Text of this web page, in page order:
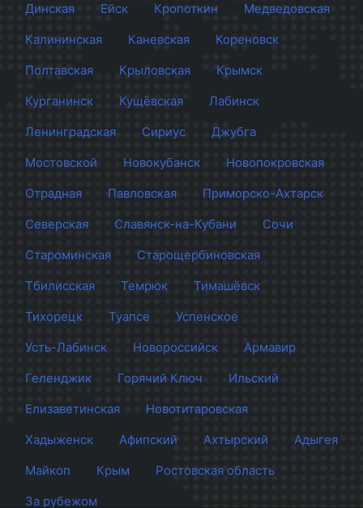
Динская
Ейск Кропоткин
Медведовская
Калининская
Каневская
Кореновск
Полтавская
Крыловская
Крымск
Курганинск
Кущёвская
Лабинск
Ленинградская
Сириус
Джубга
Мостовской
Новокубанск
Новопокровская
Отрадная
Павловская
Приморско-Ахтарск
Северская
Славянск-на-Кубани
Сочи
Староминская
Старощербиновская
Тбилисская
Темрюк
Тимашёвск
Тихорецк
Туапсе
Успенское
Усть-Лабинск
Новороссийск
Армавир
Геленджик
Горячий Ключ
Ильский
Елизаветинская
Новотитаровская
Хадыженск
Афипский Ахтырский
Адыгея
Майкоп
Крым
Ростовская область
За рубежом